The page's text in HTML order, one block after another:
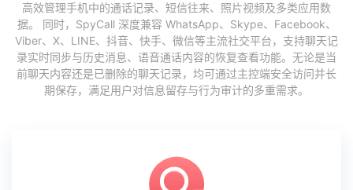
高效管理手机中的通话记录、短信往来、照片视频及多类应用数
据。 同时，SpyCall 深度兼容 WhatsApp、Skype、Facebook、
Viber、X、LINE、抖音、快手、微信等主流社交平台，支持聊天记
录实时同步与历史消息、语音通话内容的恢复查看功能。无论是当
前聊天内容还是已删除的聊天记录，均可通过主控端安全访问并长
期保存，满足用户对信息留存与行为审计的多重需求。